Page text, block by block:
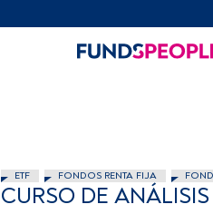
ETF FONDOS RENTA FIJA
CURSO DE